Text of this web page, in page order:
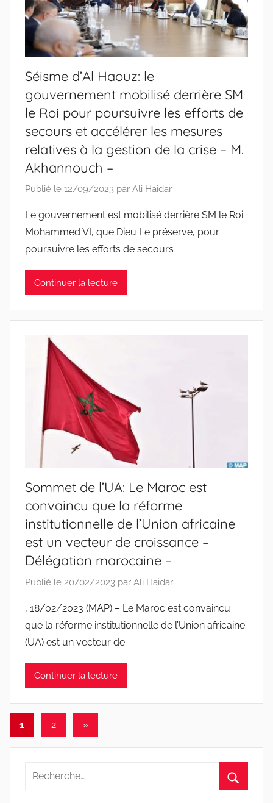
Séisme d’Al Haouz: le
gouvernement mobilisé derrière SM
le Roi pour poursuivre les efforts de
secours et accélérer les mesures
relatives à la gestion de la crise – M.
Akhannouch –
Publié le 12/09/2023 par Ali Haidar
Le gouvernement est mobilisé derrière SM le Roi
Mohammed VI, que Dieu Le préserve, pour
poursuivre les efforts de secours
Continuer la lecture
Sommet de l’UA: Le Maroc est
convaincu que la réforme
institutionnelle de l’Union africaine
est un vecteur de croissance –
Délégation marocaine –
Publié le 20/02/2023 par Ali Haidar
, 18/02/2023 (MAP) – Le Maroc est convaincu
que la réforme institutionnelle de l’Union africaine
(UA) est un vecteur de
Continuer la lecture
Pagination
des
publications
1 2
Articles
»
Recherche